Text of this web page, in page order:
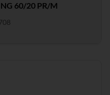
60/20 PR/M